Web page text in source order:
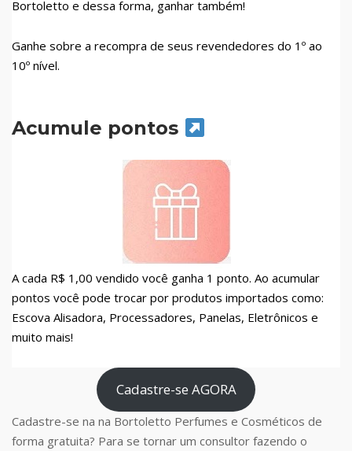
Bortoletto e dessa forma, ganhar também!
Ganhe sobre a recompra de seus revendedores do 1º ao
10º nível.
Acumule pontos
A cada R$ 1,00 vendido você ganha 1 ponto. Ao acumular
pontos você pode trocar por produtos importados como:
Escova Alisadora, Processadores, Panelas, Eletrônicos e
muito mais!
Cadastre-se AGORA
Cadastre-se na na Bortoletto Perfumes e Cosméticos de
forma gratuita? Para se tornar um consultor fazendo o